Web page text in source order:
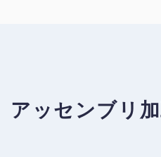
アッセンブリ